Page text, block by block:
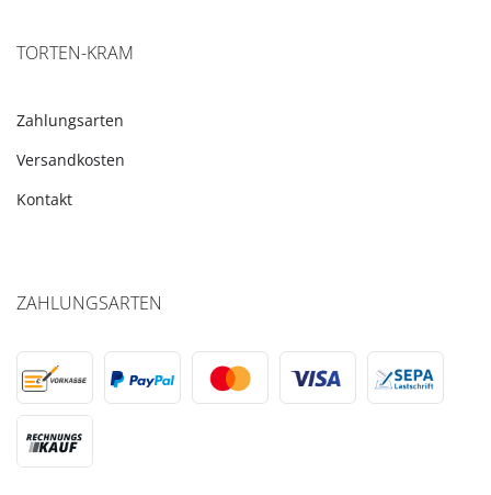
TORTEN-KRAM
Zahlungsarten
Versandkosten
Kontakt
ZAHLUNGSARTEN